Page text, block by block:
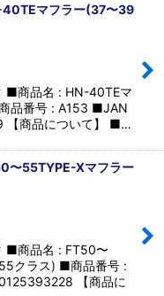
マフラー(37〜39
■商品名 : HN-40TEマ
品番号 : A153 ■JAN
【商品について】 ■…
〜55TYPE-Xマフラー
■商品名 : FT50〜
クラス) ■商品番号 :
【商品に